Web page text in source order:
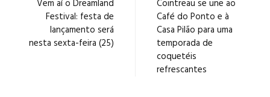
Vem aí o Dreamland
Festival: festa de
lançamento será
nesta sexta-feira (25)
Cointreau se une ao
Café do Ponto e à
Casa Pilão para uma
temporada de
coquetéis
refrescantes